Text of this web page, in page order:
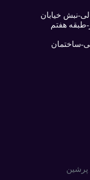
نبش خیابان
طبقه هفتم
ساختمان
پرشین